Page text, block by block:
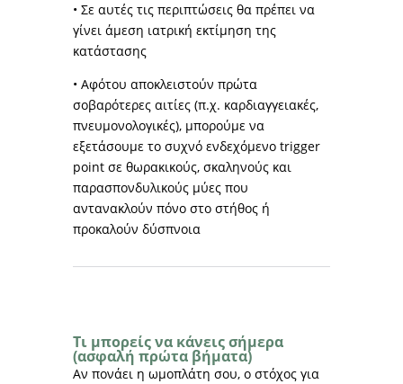
• Σε αυτές τις περιπτώσεις θα πρέπει να
γίνει άμεση ιατρική εκτίμηση της
κατάστασης
• Αφότου αποκλειστούν πρώτα
σοβαρότερες αιτίες (π.χ. καρδιαγγειακές,
πνευμονολογικές), μπορούμε να
εξετάσουμε το συχνό ενδεχόμενο trigger
point σε θωρακικούς, σκαληνούς και
παρασπονδυλικούς μύες που
αντανακλούν πόνο στο στήθος ή
προκαλούν δύσπνοια
Τι μπορείς να κάνεις σήμερα
(ασφαλή πρώτα βήματα)
Αν πονάει η ωμοπλάτη σου, ο στόχος για